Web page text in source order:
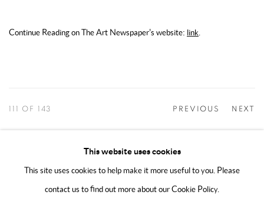
Continue Reading on The Art Newspaper's website: link
PREVIOUS NEXT
111 OF 143
MANAGE COOKIES
COPYRIGHT @ 2025 HUNNA ART SITE BY ARTLOGIC
This website uses cookies
This site uses cookies to help make it more useful to you. Please
contact us to find out more about our Cookie Policy.